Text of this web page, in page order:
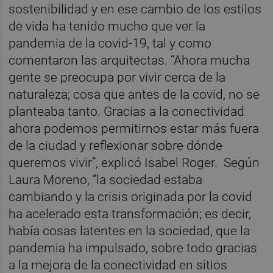
sostenibilidad y en ese cambio de los estilos
de vida ha tenido mucho que ver la
pandemia de la covid-19, tal y como
comentaron las arquitectas. “Ahora mucha
gente se preocupa por vivir cerca de la
naturaleza; cosa que antes de la covid, no se
planteaba tanto. Gracias a la conectividad
ahora podemos permitirnos estar más fuera
de la ciudad y reflexionar sobre dónde
queremos vivir”, explicó Isabel Roger. Según
Laura Moreno, “la sociedad estaba
cambiando y la crisis originada por la covid
ha acelerado esta transformación; es decir,
había cosas latentes en la sociedad, que la
pandemia ha impulsado, sobre todo gracias
a la mejora de la conectividad en sitios